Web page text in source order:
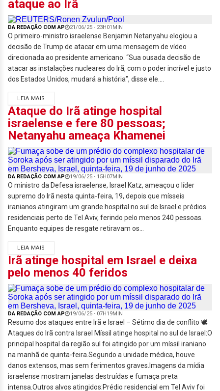
ataque ao Irã
DA REDAÇÃO COM AP 21/06/25 - 23H01MIN
O primeiro-ministro israelense Benjamin Netanyahu elogiou a
decisão de Trump de atacar em uma mensagem de vídeo
direcionada ao presidente americano. “Sua ousada decisão de
atacar as instalações nucleares do Irã, com o poder incrível e justo
dos Estados Unidos, mudará a história”, disse ele....
LEIA MAIS
Ataque do Irã atinge hospital
israelense e fere 80 pessoas;
Netanyahu ameaça Khamenei
DA REDAÇÃO COM AP 19/06/25 - 15H07MIN
O ministro da Defesa israelense, Israel Katz, ameaçou o líder
supremo do Irã nesta quinta-feira, 19, depois que mísseis
iranianos atingiram um grande hospital no sul de Israel e prédios
residenciais perto de Tel Aviv, ferindo pelo menos 240 pessoas.
Enquanto equipes de resgate retiravam os...
LEIA MAIS
Irã atinge hospital em Israel e deixa
pelo menos 40 feridos
DA REDAÇÃO COM AP 19/06/25 - 07H19MIN
Resumo dos ataques entre Irã e Israel – Sétimo dia de conflito 🕊️
Ataques do Irã contra Israel Míssil atinge hospital no sul de Israel:O
principal hospital da região sul foi atingido por um míssil iraniano
na manhã de quinta-feira.Segundo a unidade médica, houve
danos extensos, mas sem ferimentos graves.Imagens da mídia
israelense mostram janelas destruídas e fumaça preta
intensa.Outros alvos atingidos:Prédio residencial em Tel Aviv foi